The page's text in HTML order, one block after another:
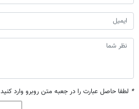
* لطفا حاصل عبارت را در جعبه متن روبرو وارد کنید